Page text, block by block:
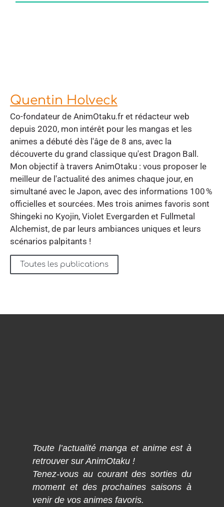
Quentin Holveck
Co-fondateur de AnimOtaku.fr et rédacteur web
depuis 2020, mon intérêt pour les mangas et les
animes a débuté dès l'âge de 8 ans, avec la
découverte du grand classique qu'est Dragon Ball.
Mon objectif à travers AnimOtaku : vous proposer le
meilleur de l'actualité des animes chaque jour, en
simultané avec le Japon, avec des informations 100 %
officielles et sourcées. Mes trois animes favoris sont
Shingeki no Kyojin, Violet Evergarden et Fullmetal
Alchemist, de par leurs ambiances uniques et leurs
scénarios palpitants !
Toutes les publications
Toute l’actualité manga et anime est à
retrouver sur AnimOtaku !
Tenez-vous au courant des sorties du
moment et des prochaines saisons à
venir de vos animes favoris.